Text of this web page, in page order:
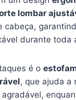
lombar
cabeça,
durante toda
é o
, que ajuda a